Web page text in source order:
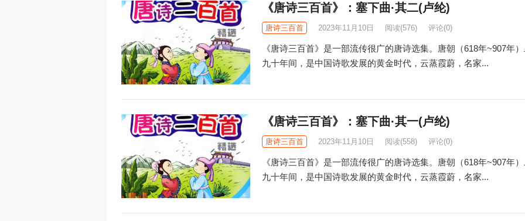
《唐诗三百首》：塞下曲·其二(卢纶)
唐诗三百首 2023年11月10日 阅读(576) 评论(0)
《唐诗三百首》是一部流传很广的唐诗选集。唐朝（618年~907年
九十年间，是中国诗歌发展的黄金时代，云蒸霞蔚，名家...
《唐诗三百首》：塞下曲·其一(卢纶)
唐诗三百首 2023年11月10日 阅读(558) 评论(0)
《唐诗三百首》是一部流传很广的唐诗选集。唐朝（618年~907年
九十年间，是中国诗歌发展的黄金时代，云蒸霞蔚，名家...